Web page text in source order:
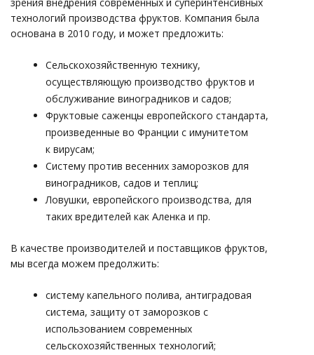
технологий производства фруктов. Компания была
основана в 2010 году, и может предложить:
Сельскохозяйственную технику,
осуществляющую производство фруктов и
обслуживание виноградников и садов;
Фруктовые саженцы европейского стандарта,
произведенные во Франции с имунитетом
к вирусам;
Систему против весенних заморозков для
виноградников, садов и теплиц;
Ловушки, европейского производства, для
таких вредителей как Аленка и пр.
В качестве производителей и поставщиков фруктов,
мы всегда можем предолжить:
систему капельного полива, антиградовая
система, защиту от заморозков с
использованием современных
сельскохозяйственных технологий;